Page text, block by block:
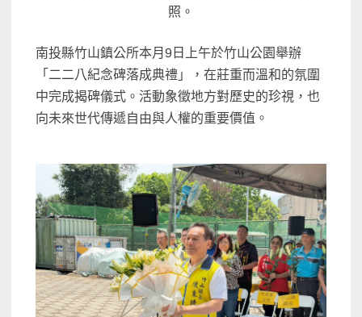
照。
南投縣竹山鎮公所本月9日上午於竹山公園舉辦
「二二八紀念碑落成典禮」，在莊重而溫和的氛圍
中完成揭碑儀式。活動象徵地方對歷史的珍視，也
向未來世代傳遞自由與人權的重要價值。